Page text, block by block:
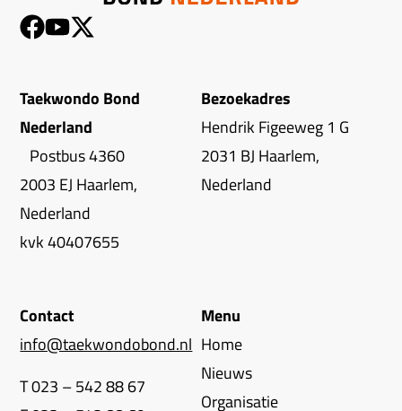
Taekwondo Bond
Nederland
Postbus 4360
2003 EJ Haarlem,
Nederland
kvk 40407655
Bezoekadres
Hendrik Figeeweg 1 G
2031 BJ Haarlem,
Nederland
Contact
info@taekwondobond.nl
T 023 – 542 88 67
Menu
Home
Nieuws
Organisatie